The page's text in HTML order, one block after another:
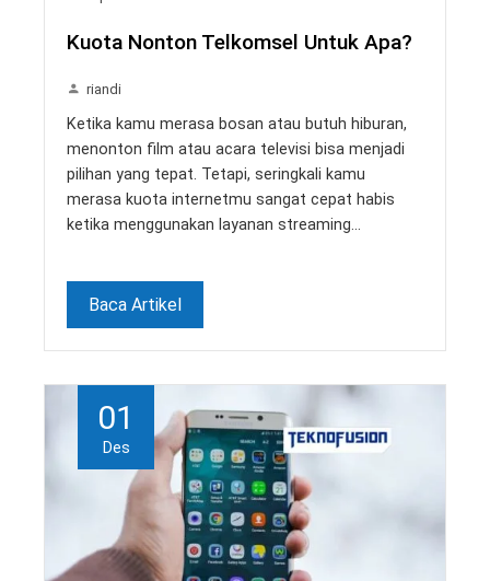
Kuota Nonton Telkomsel Untuk Apa?
riandi
Ketika kamu merasa bosan atau butuh hiburan,
menonton film atau acara televisi bisa menjadi
pilihan yang tepat. Tetapi, seringkali kamu
merasa kuota internetmu sangat cepat habis
ketika menggunakan layanan streaming…
Baca Artikel
01
Des